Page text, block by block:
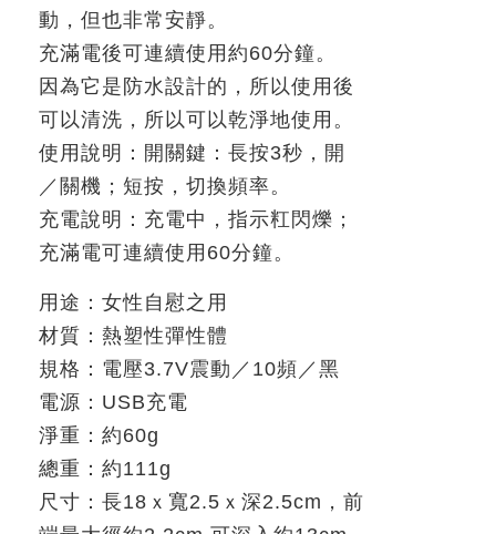
動，但也非常安靜。
充滿電後可連續使用約60分鐘。
因為它是防水設計的，所以使用後
可以清洗，所以可以乾淨地使用。
使用說明：開關鍵：長按3秒，開
／關機；短按，切換頻率。
充電說明：充電中，指示䉺閃爍；
充滿電可連續使用 60分鐘。
用途：女性自慰之用
材質：熱塑性彈性體
規格：電壓3.7V震動／ 10頻／黑
電源： USB充電
淨重：約60g
總重：約111g
尺寸：長18 ｘ寬2.5 ｘ深2.5cm ，前